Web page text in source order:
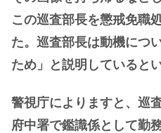
この巡査部長を懲戒免職
た。巡査部長は動機につ
ため」と説明していると
警視庁によりますと、巡
府中署で鑑識係として勤